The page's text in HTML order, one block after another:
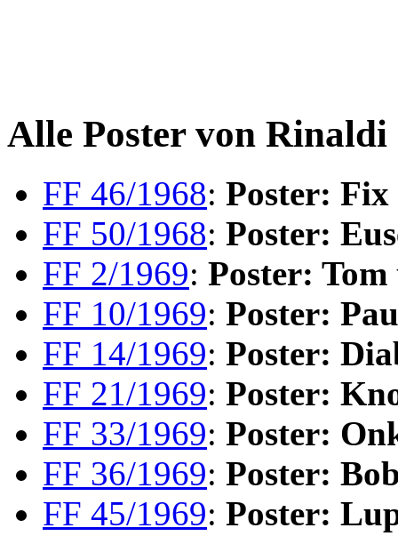
Alle Poster von Rinaldi
FF 46/1968: Poster:
FF 50/1968: Poster:
FF 2/1969: Poster:
FF 10/1969: Poster:
FF 14/1969: Poster:
FF 21/1969: Poster:
FF 33/1969: Poster:
FF 36/1969: Poster:
FF 45/1969: Poster: